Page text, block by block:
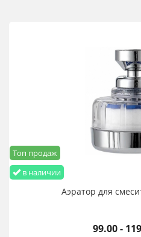
в наличии
Топ продаж
Аэратор для
99.00 -